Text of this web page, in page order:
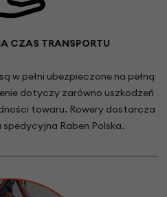
CZAS TRANSPORTU
w pełni ubezpieczone na pełną
dotyczy zarówno uszkodzeń
towaru. Rowery dostarcza
Raben Polska.